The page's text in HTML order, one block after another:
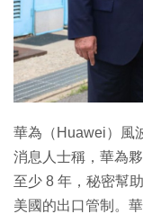
華為（Huawei）風
消息人士稱，華為
至少 8 年，秘密幫
美國的出口管制。